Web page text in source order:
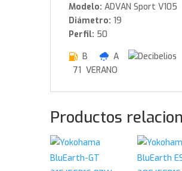
Modelo: ADVAN Sport V105
Diámetro: 19
Perfil: 50
B
A
71 VERANO
Productos